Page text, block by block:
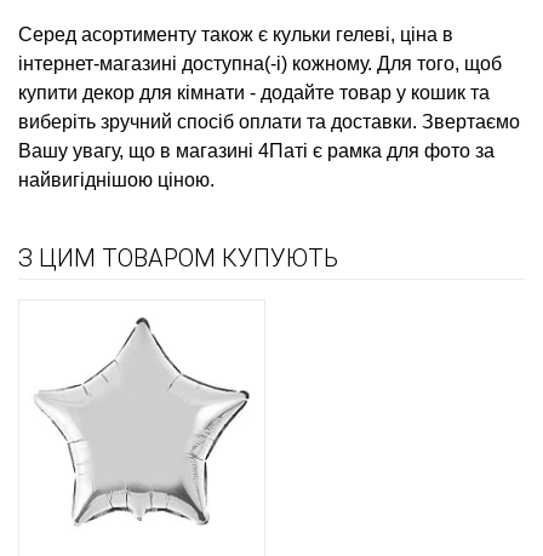
Серед асортименту також є кульки гелеві, ціна в
інтернет-магазині доступна(-і) кожному. Для того, щоб
купити декор для кімнати - додайте товар у кошик та
виберіть зручний спосіб оплати та доставки. Звертаємо
Вашу увагу, що в магазині 4Паті є рамка для фото за
найвигіднішою ціною.
З ЦИМ ТОВАРОМ КУПУЮТЬ